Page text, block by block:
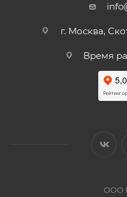
г. Москва,
Время
ООО